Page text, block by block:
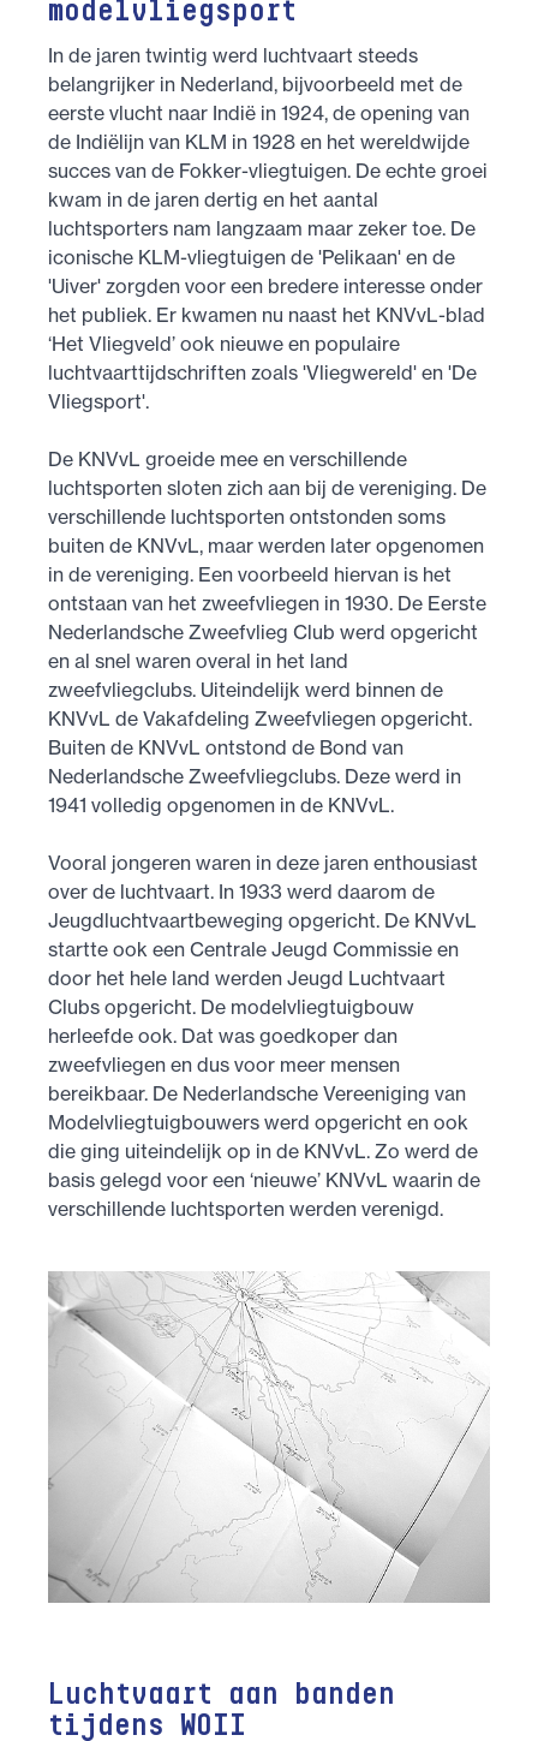
modelvliegsport
In de jaren twintig werd luchtvaart steeds
belangrijker in Nederland, bijvoorbeeld met de
eerste vlucht naar Indië in 1924, de opening van
de Indiëlijn van KLM in 1928 en het wereldwijde
succes van de Fokker-vliegtuigen. De echte groei
kwam in de jaren dertig en het aantal
luchtsporters nam langzaam maar zeker toe. De
iconische KLM-vliegtuigen de 'Pelikaan' en de
'Uiver' zorgden voor een bredere interesse onder
het publiek. Er kwamen nu naast het KNVvL-blad
‘Het Vliegveld’ ook nieuwe en populaire
luchtvaarttijdschriften zoals 'Vliegwereld' en 'De
Vliegsport'.
De KNVvL groeide mee en verschillende
luchtsporten sloten zich aan bij de vereniging. De
verschillende luchtsporten ontstonden soms
buiten de KNVvL, maar werden later opgenomen
in de vereniging. Een voorbeeld hiervan is het
ontstaan van het zweefvliegen in 1930. De Eerste
Nederlandsche Zweefvlieg Club werd opgericht
en al snel waren overal in het land
zweefvliegclubs. Uiteindelijk werd binnen de
KNVvL de Vakafdeling Zweefvliegen opgericht.
Buiten de KNVvL ontstond de Bond van
Nederlandsche Zweefvliegclubs. Deze werd in
1941 volledig opgenomen in de KNVvL.
Vooral jongeren waren in deze jaren enthousiast
over de luchtvaart. In 1933 werd daarom de
Jeugdluchtvaartbeweging opgericht. De KNVvL
startte ook een Centrale Jeugd Commissie en
door het hele land werden Jeugd Luchtvaart
Clubs opgericht. De modelvliegtuigbouw
herleefde ook. Dat was goedkoper dan
zweefvliegen en dus voor meer mensen
bereikbaar. De Nederlandsche Vereeniging van
Modelvliegtuigbouwers werd opgericht en ook
die ging uiteindelijk op in de KNVvL. Zo werd de
basis gelegd voor een ‘nieuwe’ KNVvL waarin de
verschillende luchtsporten werden verenigd.
Luchtvaart aan banden
tijdens WOII